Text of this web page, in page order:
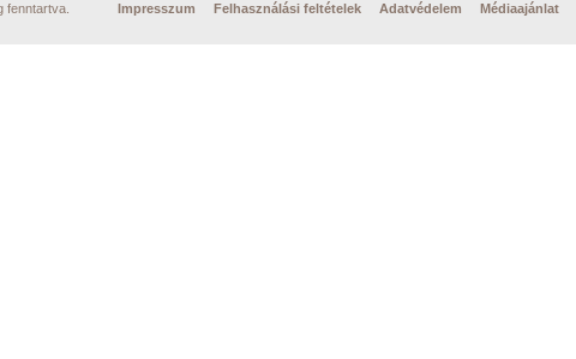
fenntartva. Impresszum Felhasználási feltételek Adatvédelem Médiaajánlat